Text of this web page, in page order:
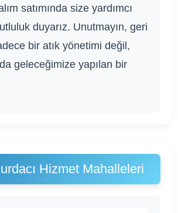
satımında size yardımcı
duyarız. Unutmayın, geri
bir atık yönetimi değil,
geleceğimize yapılan bir
Hizmet Mahalleleri